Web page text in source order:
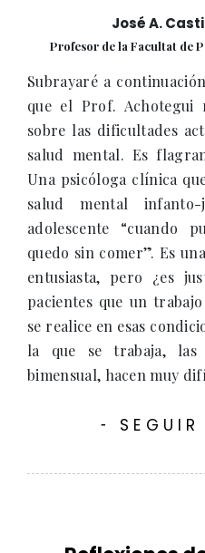
José A.
Profesor de la Facultat de
Subrayaré a
que el Prof. Achotegui
sobre las dificultades
salud mental. Es
Una psicóloga clínica
salud mental
adolescente “cuando
quedo sin comer”. Es
entusiasta, pero ¿es
pacientes que un
se realice en esas
la que se trabaja, las
bimensual, hacen muy
- SEGUIR